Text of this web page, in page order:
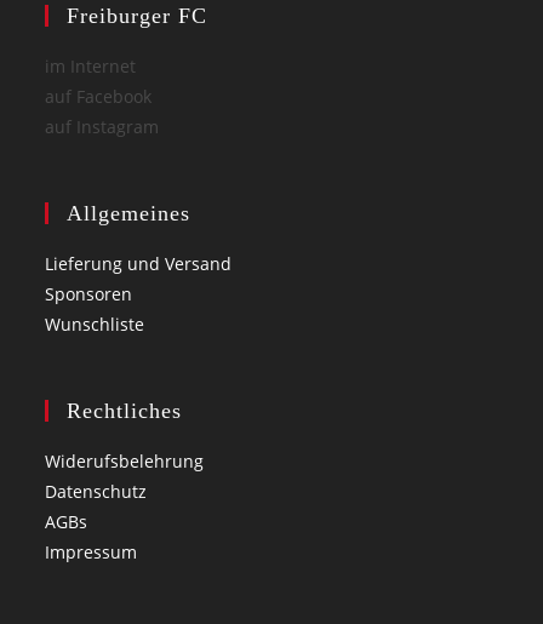
Freiburger FC
im Internet
auf Facebook
auf Instagram
Allgemeines
Lieferung und Versand
Sponsoren
Wunschliste
Rechtliches
Widerufsbelehrung
Datenschutz
AGBs
Impressum